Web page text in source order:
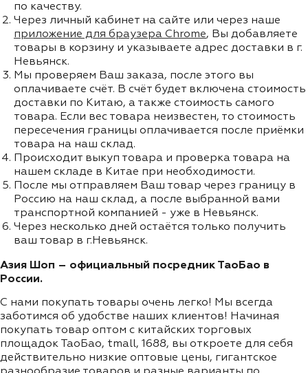
по качеству.
Через личный кабинет на сайте или через наше
приложение для браузера Chrome, Вы добавляете
товары в корзину и указываете адрес доставки в г.
Невьянск.
Мы проверяем Ваш заказа, после этого вы
оплачиваете счёт. В счёт будет включена стоимость
доставки по Китаю, а также стоимость самого
товара. Если вес товара неизвестен, то стоимость
пересечения границы оплачивается после приёмки
товара на наш склад.
Происходит выкуп товара и проверка товара на
нашем складе в Китае при необходимости.
После мы отправляем Ваш товар через границу в
Россию на наш склад, а после выбранной вами
транспортной компанией - уже в Невьянск.
Через несколько дней остаётся только получить
ваш товар в г.Невьянск.
Азия Шоп – официальный посредник ТаоБао в
России.
С нами покупать товары очень легко! Мы всегда
заботимся об удобстве наших клиентов! Начиная
покупать товар оптом с китайских торговых
площадок ТаоБао, tmall, 1688, вы откроете для себя
действительно низкие оптовые цены, гигантское